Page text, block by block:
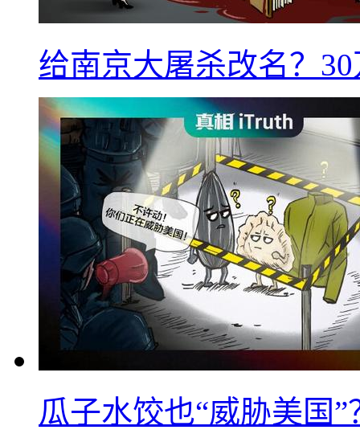
给南京大屠杀改名？
瓜子水饺也“威胁美国”